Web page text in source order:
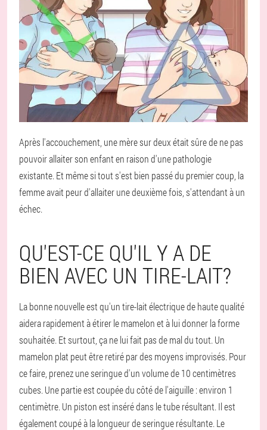
Après l'accouchement, une mère sur deux était sûre de ne pas
pouvoir allaiter son enfant en raison d'une pathologie
existante. Et même si tout s'est bien passé du premier coup, la
femme avait peur d'allaiter une deuxième fois, s'attendant à un
échec.
QU'EST-CE QU'IL Y A DE
BIEN AVEC UN TIRE-LAIT?
La bonne nouvelle est qu'un tire-lait électrique de haute qualité
aidera rapidement à étirer le mamelon et à lui donner la forme
souhaitée. Et surtout, ça ne lui fait pas de mal du tout. Un
mamelon plat peut être retiré par des moyens improvisés. Pour
ce faire, prenez une seringue d'un volume de 10 centimètres
cubes. Une partie est coupée du côté de l'aiguille : environ 1
centimètre. Un piston est inséré dans le tube résultant. Il est
également coupé à la longueur de seringue résultante. Le